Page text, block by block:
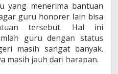
yang menerima bantuan
guru honorer lain bisa
tersebut. Hal ini
guru dengan status
masih sangat banyak.
masih jauh dari harapan.